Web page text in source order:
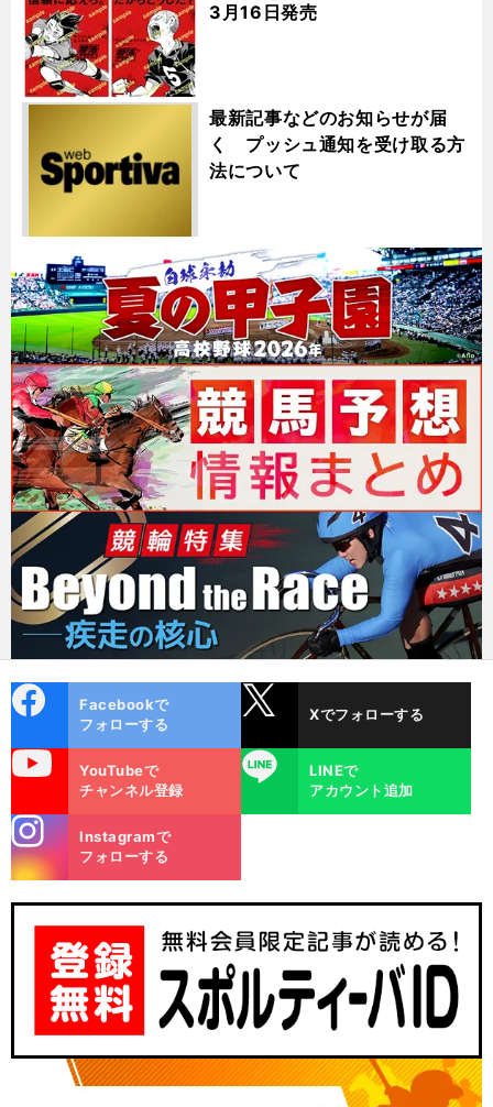
3月16日発売
最新記事などのお知らせが届
く プッシュ通知を受け取る方
法について
ok
Facebookで
フォローする
Xでフォローする
YouTubeで
チャンネル登録
LINE
LINEで
アカウント追加
m
Instagramで
フォローする